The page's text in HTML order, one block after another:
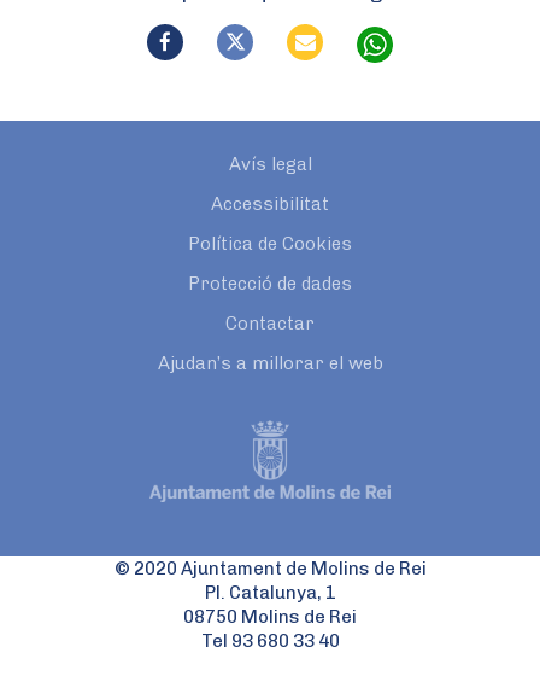
Avís legal
Accessibilitat
Política de Cookies
Protecció de dades
Contactar
Ajudan’s a millorar el web
© 2020 Ajuntament de Molins de Rei
Pl. Catalunya, 1
08750 Molins de Rei
Tel 93 680 33 40